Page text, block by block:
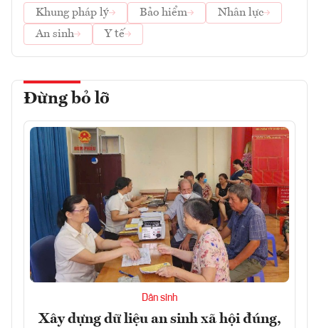
Khung pháp lý
Bảo hiểm
Nhân lực
An sinh
Y tế
Đừng bỏ lỡ
Dân sinh
Xây dựng dữ liệu an sinh xã hội đúng,